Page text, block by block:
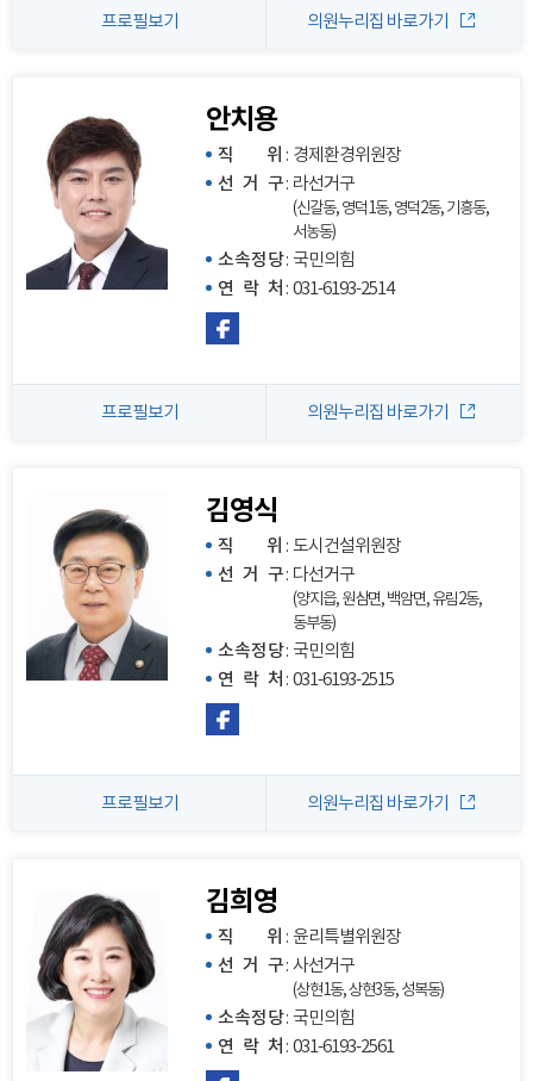
프로필보기 의원누리집 바로가기
안치용
직 위
: 경제환경위원장
선 거 구: 라선거구
(신갈동, 영덕1동, 영덕2동, 기흥동,
서농동)
소속정당: 국민의힘
연 락 처 : 031-6193-2514
프로필보기 의원누리집 바로가기
김영식
직 위
: 도시건설위원장
선 거 구: 다선거구
(양지읍, 원삼면, 백암면, 유림2동,
동부동)
소속정당: 국민의힘
연 락 처 : 031-6193-2515
프로필보기 의원누리집 바로가기
김희영
직 위
: 윤리특별위원장
선 거 구: 사선거구
(상현1동, 상현3동, 성복동)
소속정당: 국민의힘
연 락 처 : 031-6193-2561